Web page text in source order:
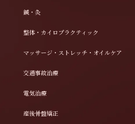
鍼・灸
整体・カイロプラクティック
マッサージ・ストレッチ・オイルケア
交通事故治療
電気治療
産後骨盤矯正